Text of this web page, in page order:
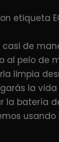
etiqueta
de
al pelo de
limpia
la
batería
usando